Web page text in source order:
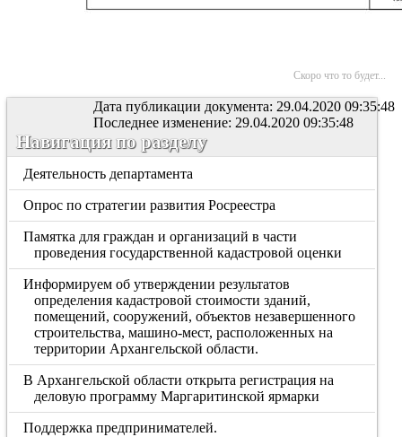
Скоро что то будет...
Дата публикации документа: 29.04.2020 09:35:48
Последнее изменение: 29.04.2020 09:35:48
Навигация по разделу
Деятельность департамента
Опрос по стратегии развития Росреестра
Памятка для граждан и организаций в части
проведения государственной кадастровой оценки
Информируем об утверждении результатов
определения кадастровой стоимости зданий,
помещений, сооружений, объектов незавершенного
строительства, машино-мест, расположенных на
территории Архангельской области.
В Архангельской области открыта регистрация на
деловую программу Маргаритинской ярмарки
Поддержка предпринимателей.